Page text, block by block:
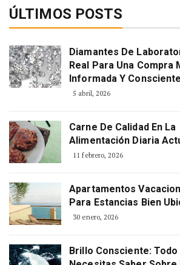
ÚLTIMOS POSTS
Diamantes De
Real Para Una Compra
Informada Y Consciente
5 abril, 2026
Carne De Calidad En La
Alimentación Diaria
11 febrero, 2026
Apartamentos
Para Estancias Bien
30 enero, 2026
Brillo Consciente: Todo